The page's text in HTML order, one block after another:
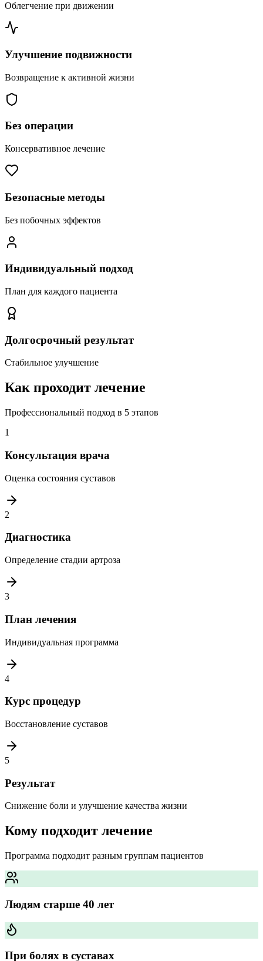
Облегчение при движении
Улучшение подвижности
Возвращение к активной жизни
Без операции
Консервативное лечение
Безопасные методы
Без побочных эффектов
Индивидуальный подход
План для каждого пациента
Долгосрочный результат
Стабильное улучшение
Как проходит лечение
Профессиональный подход в 5 этапов
1
Консультация врача
Оценка состояния суставов
2
Диагностика
Определение стадии артроза
3
План лечения
Индивидуальная программа
4
Курс процедур
Восстановление суставов
5
Результат
Снижение боли и улучшение качества жизни
Кому подходит лечение
Программа подходит разным группам пациентов
Людям старше 40 лет
При болях в суставах